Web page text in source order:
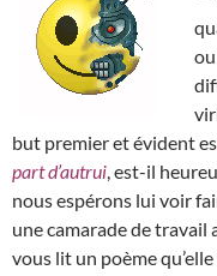
but premier et évident
part d’autrui , est-il
nous espérons lui voir
une camarade de
vous lit un poème qu’elle